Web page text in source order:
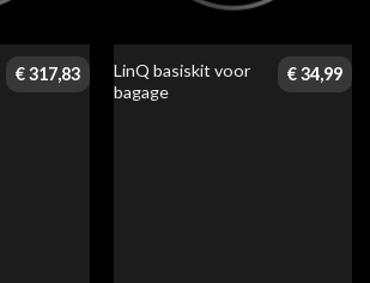
€317,83
LinQ basiskit voor
bagage
€34,99